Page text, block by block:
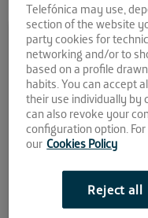
Comparte la noticia:
El Cubo
para
Unidas
Aniversario de
Telefónica may use,
section of the website
party cookies for
networking and/or to
based on a profile
habits. You can accept
their use individually by
can also revoke your
configuration option.
our Cookies Policy
Reject all